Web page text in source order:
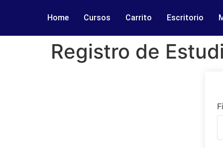
Home Cursos Carrito Escritorio
Registro de